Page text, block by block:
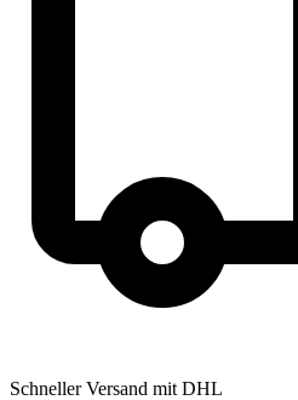
Schneller Versand mit DHL